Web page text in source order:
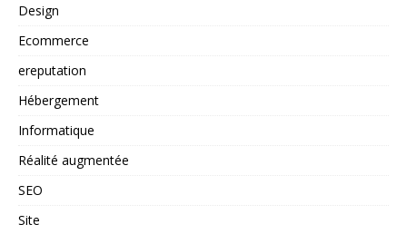
Design
Ecommerce
ereputation
Hébergement
Informatique
Réalité augmentée
SEO
Site